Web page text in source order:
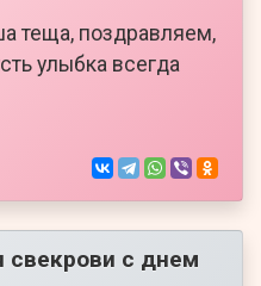
теща, поздравляем,
улыбка всегда
свекрови с днем